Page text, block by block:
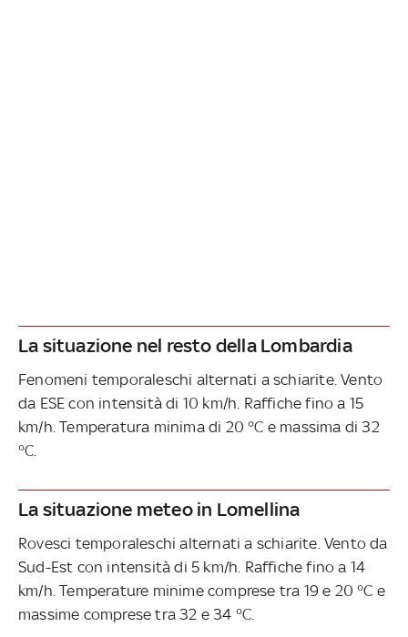
La situazione nel resto della Lombardia
Fenomeni temporaleschi alternati a schiarite. Vento
da ESE con intensità di 10 km/h. Raffiche fino a 15
km/h. Temperatura minima di 20 °C e massima di 32
°C.
La situazione meteo in Lomellina
Rovesci temporaleschi alternati a schiarite. Vento da
Sud-Est con intensità di 5 km/h. Raffiche fino a 14
km/h. Temperature minime comprese tra 19 e 20 °C e
massime comprese tra 32 e 34 °C.